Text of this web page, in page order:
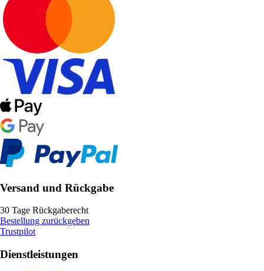
Versand und Rückgabe
30 Tage Rückgaberecht
Bestellung zurückgeben
Trustpilot
Dienstleistungen